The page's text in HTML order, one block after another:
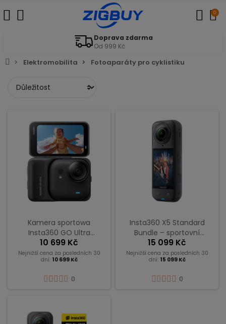
0
Doprava zdarma
Od 999 Kč
Elektromobilita Fotoaparáty pro cyklistiku
Kamera sportowa
Insta360 GO Ultra
Standard Bundle, 5nm AI
čip pro 4K60fps video,
snímač 1/1,28″ – černá
10 699 Kč
Nejnižší cena za posledních 30
dní: 10 699 Kč
0
Insta360 X5 Standard
Bundle – sportovní
kamera, 8K 360° video,
snímače 1/1,28″, půlnoční
černá
15 099 Kč
Nejnižší cena za posledních 30
dní: 15 099 Kč
0